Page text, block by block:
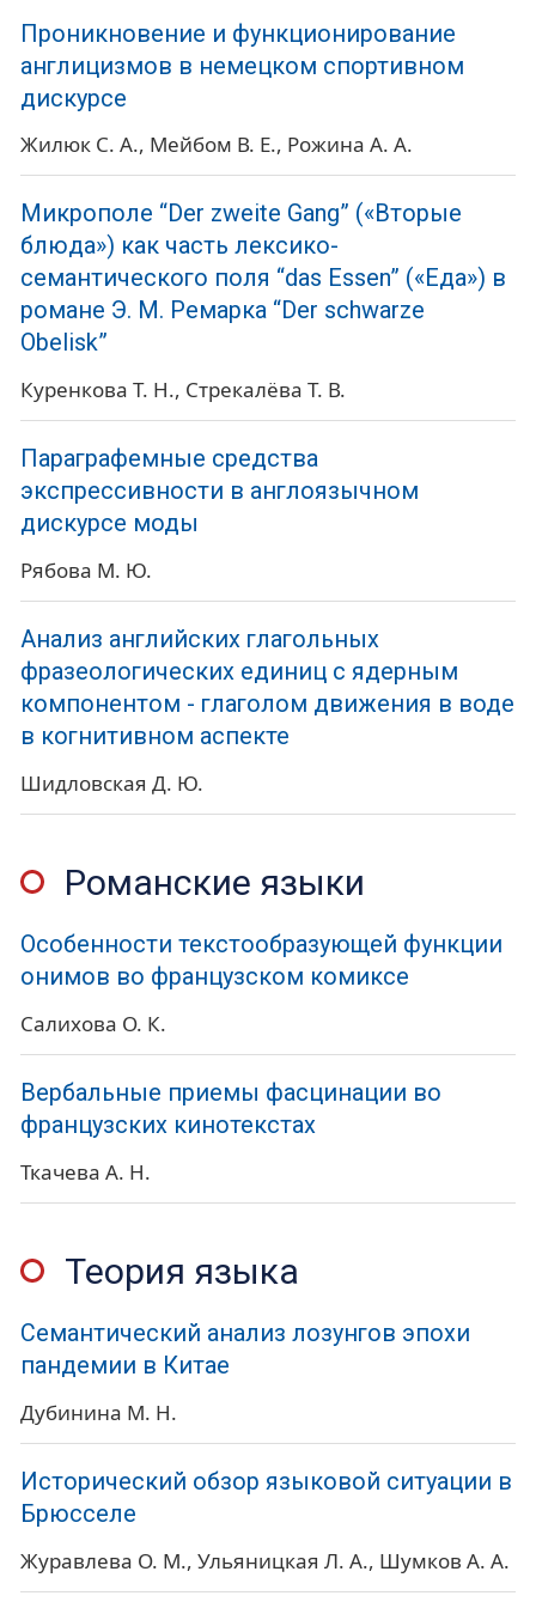
Проникновение и функционирование
англицизмов в немецком спортивном
дискурсе
Жилюк С. А. Мейбом В. Е. Рожина А. А.
Микрополе “Der zweite Gang” («Вторые
блюда») как часть лексико-
семантического поля “das Essen” («Еда») в
романе Э. М. Ремарка “Der schwarze
Obelisk”
Куренкова Т. Н. Стрекалёва Т. В.
Параграфемные средства
экспрессивности в англоязычном
дискурсе моды
Рябова М. Ю.
Анализ английских глагольных
фразеологических единиц с ядерным
компонентом - глаголом движения в воде
в когнитивном аспекте
Шидловская Д. Ю.
Романские языки
Особенности текстообразующей функции
онимов во французском комиксе
Салихова О. К.
Вербальные приемы фасцинации во
французских кинотекстах
Ткачева А. Н.
Теория языка
Семантический анализ лозунгов эпохи
пандемии в Китае
Дубинина М. Н.
Исторический обзор языковой ситуации в
Брюсселе
Журавлева О. М. Ульяницкая Л. А. Шумков А. А.